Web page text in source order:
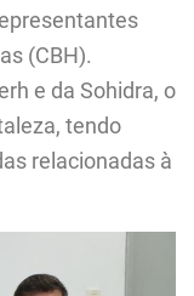
(CBH).
e da Sohidra, o
tendo
relacionadas à